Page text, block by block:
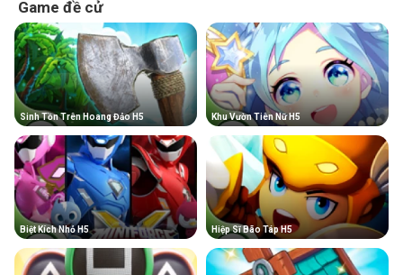
Game đề cử
Sinh Tồn Trên Hoang Đảo H5 Khu Vườn Tiên Nữ H5
Biệt Kích Nhỏ H5 Hiệp Sĩ Bão Táp H5